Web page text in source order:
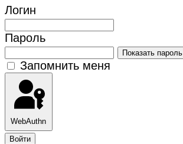
Логин
Пароль
Показать пароль
Запомнить меня
WebAuthn
Войти